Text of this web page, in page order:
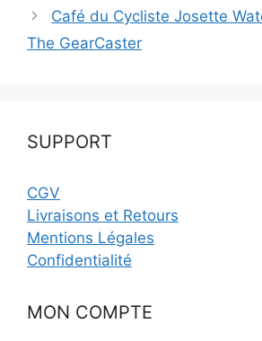
Café du Cycliste Josette
The GearCaster
SUPPORT
CGV
Livraisons et Retours
Mentions Légales
Confidentialité
MON COMPTE